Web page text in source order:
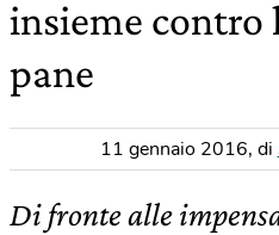
insieme contro
pane
11 gennaio 2016, di
Di fronte alle